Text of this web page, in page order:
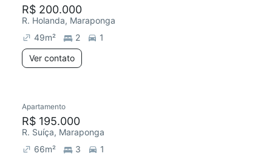
R$ 200.000
R. Holanda, Maraponga
49m² 2
1
Ver contato
Apartamento
R$ 195.000
R. Suíça, Maraponga
66m² 3
1